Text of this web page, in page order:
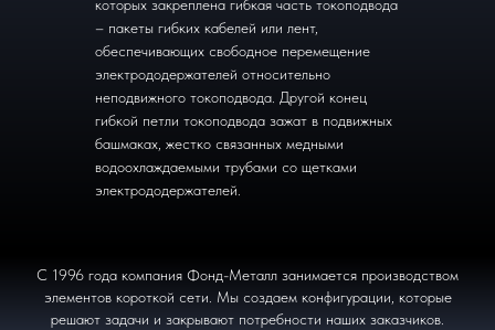
которых закреплена гибкая часть токоподвода
– пакеты гибких кабелей или лент,
обеспечивающих свободное перемещение
электрододержателей относительно
неподвижного токоподвода. Другой конец
гибкой петли токоподвода зажат в подвижных
башмаках, жестко связанных медными
водоохлаждаемыми трубами со щетками
электрододержателей.
С 1996 года компания Фонд-Металл занимается производством
элементов короткой сети. Мы создаем конфигурации, которые
решают задачи и закрывают потребности наших заказчиков.